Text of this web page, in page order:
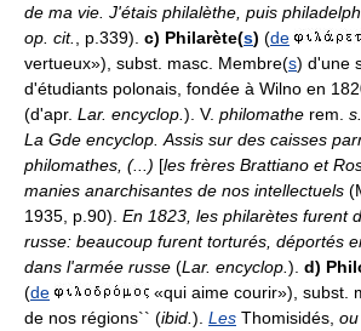
de ma vie. J'étais philalèthe, puis
op. cit.
, p.339). c) Philarète(s) (de
vertueux»), subst. masc. Membre(s) d'une
d'étudiants polonais, fondée à Wilno en
(d'apr. Lar. encyclop. ). V. philomathe rem.
La Gde encyclop. Assis sur des caisses
philomathes, (...) [les frères Brattiano et
manies anarchisantes de nos intellectuels
1935, p.90). En 1823, les philarètes furent
russe: beaucoup furent torturés, déportés
dans l'armée russe (Lar. encyclop. ). d)
(de
«qui aime courir»), subst.
de nos régions`` (ibid. ). Les Thomisidés,